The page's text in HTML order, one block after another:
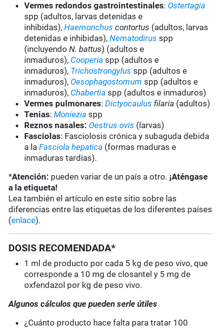
Vermes redondos gastrointestinales: Ostertagia
spp (adultos, larvas detenidas e
inhibidas),Haemonchus contortus (adultos, larvas
detenidas e inhibidas),Nematodirus spp
(incluyendoN. battus) (adultos e
inmaduros), Cooperia spp (adultos e
inmaduros), Trichostrongylus spp (adultos e
inmaduros), Oesophagostomum spp (adultos e
inmaduros), Chabertia spp (adultos e inmaduros)
Vermes pulmonares:Dictyocaulus filaria (adultos)
Tenias:Moniezia spp
Reznos nasales: Oestrus ovis (larvas)
Fasciolas: Fasciolosis crónica y subaguda debida
a laFasciola hepatica (formas maduras e
inmaduras tardías).
*Atención: pueden variar de un país a otro. ¡Aténgase
a la etiqueta!
Lea también el artículo en este sitio sobre las
diferencias entre las etiquetas de los diferentes países
(enlace).
DOSIS RECOMENDADA*
1 ml de producto por cada 5 kg de peso vivo, que
corresponde a 10 mg de closantel y 5 mg de
oxfendazol por kg de peso vivo.
Algunos cálculos que pueden serle útiles
¿Cuánto producto hace falta para tratar 100